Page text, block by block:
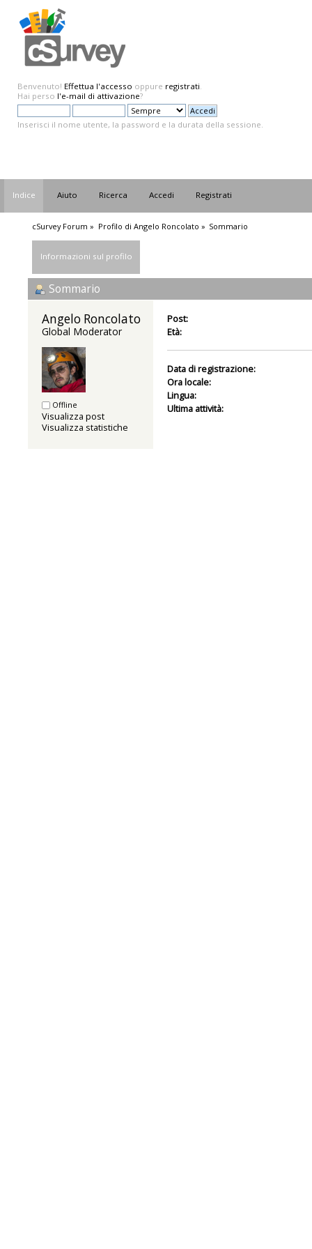
Benvenuto! Effettua l'accesso oppure registrati.
Hai perso l'e-mail di attivazione?
Inserisci il nome utente, la password e la durata della sessione.
Indice Aiuto Ricerca Accedi Registrati
cSurvey Forum » Profilo di Angelo Roncolato » Sommario
Informazioni sul profilo
Sommario
Global Moderator
Offline
Visualizza post
Visualizza statistiche
Post:
Età:
Data di registrazione:
Ora locale:
Lingua:
Ultima attività: